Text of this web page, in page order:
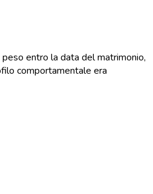
entro la data del matrimonio,
comportamentale era